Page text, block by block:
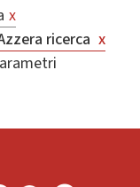
x
ricerca x